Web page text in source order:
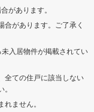
があります。
があります。ご了承く
入居物件が掲載されてい
全ての住戸に該当しない
ません。